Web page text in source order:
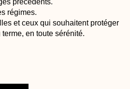
précédents.
régimes.
et ceux qui souhaitent protéger
en toute sérénité.